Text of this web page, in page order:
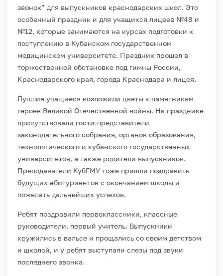
звонок” для выпускников краснодарских школ. Это
особенный праздник и для учащихся лицеев №48 и
№12, которые занимаются на курсах подготовки к
поступлению в Кубанском государственном
медицинском университете. Праздник прошел в
торжественной обстановке под гимны России,
Краснодарского края, города Краснодара и лицея.
Лучшие учащиеся возложили цветы к памятникам
героев Великой Отечественной войны. На празднике
присутствовали гости-представители
законодательного собрания, органов образования,
технологического и кубанского государственных
университетов, а также родители выпускников.
Преподаватели КубГМУ тоже пришли поздравить
будущих абитуриентов с окончанием школы и
пожелать дальнейших успехов.
Ребят поздравили первоклассники, классные
руководители, первый учитель. Выпускники
кружились в вальсе и прощались со своим детством
и школой, и у ребят выступали слезы под звуки
последнего звонка.